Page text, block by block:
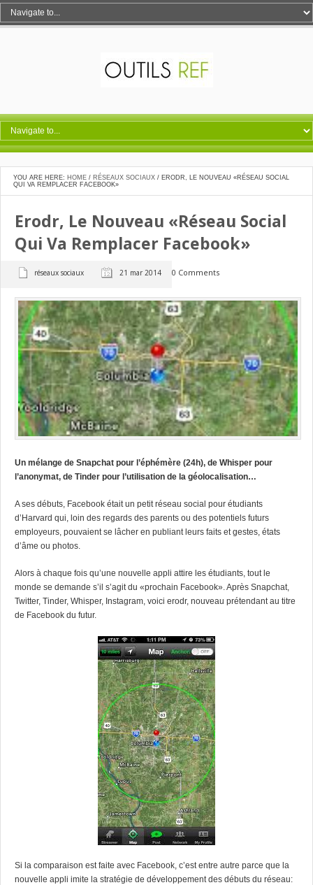
YOU ARE HERE: HOME / RÉSEAUX SOCIAUX / ERODR, LE NOUVEAU «RÉSEAU SOCIAL
QUI VA REMPLACER FACEBOOK»
Erodr, Le Nouveau «réseau Social
Qui Va Remplacer Facebook»
réseaux sociaux 21 mar 2014 0 Comments
Un mélange de Snapchat pour l’éphémère (24h), de Whisper pour
l’anonymat, de Tinder pour l’utilisation de la géolocalisation…
A ses débuts, Facebook était un petit réseau social pour étudiants
d’Harvard qui, loin des regards des parents ou des potentiels futurs
employeurs, pouvaient se lâcher en publiant leurs faits et gestes, états
d’âme ou photos.
Alors à chaque fois qu’une nouvelle appli attire les étudiants, tout le
monde se demande s’il s’agit du «prochain Facebook». Après Snapchat,
Twitter, Tinder, Whisper, Instagram, voici erodr, nouveau prétendant au titre
de Facebook du futur.
Si la comparaison est faite avec Facebook, c’est entre autre parce que la
nouvelle appli imite la stratégie de développement des débuts du réseau: